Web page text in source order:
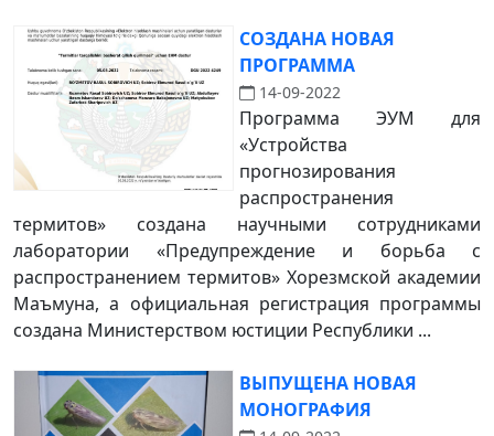
СОЗДАНА НОВАЯ
ПРОГРАММА
14-09-2022
Программа ЭУМ для
«Устройства
прогнозирования
распространения
термитов» создана научными сотрудниками
лаборатории «Предупреждение и борьба с
распространением термитов» Хорезмской академии
Маъмуна, а официальная регистрация программы
создана Министерством юстиции Республики ...
ВЫПУЩЕНА НОВАЯ
МОНОГРАФИЯ